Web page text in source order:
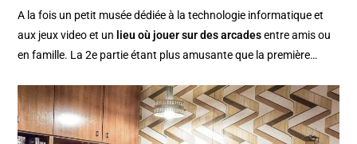
A la fois un petit musée dédiée à la technologie informatique et
aux jeux video et un lieu où jouer sur des arcadesentre amis ou
en famille. La 2e partie étant plus amusante que la première…